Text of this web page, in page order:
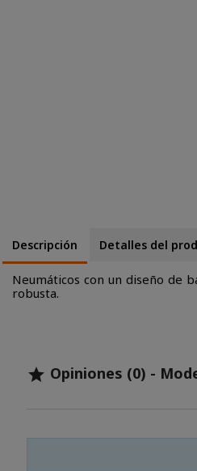
Descripción Detalles del
Neumáticos con un diseño de
robusta.
 Opiniones (0) -